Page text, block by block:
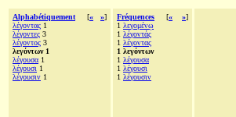
Alphabétiquement [« »]
λέγοντας 1
λέγοντες 3
λέγοντος 3
λεγόντων 1
λέγουσα 1
λέγουσι 1
λέγουσιν 1
Fréquences [« »]
1 λεγομένῳ
1 λέγοντάς
1 λέγοντας
1 λεγόντων
1 λέγουσα
1 λέγουσι
1 λέγουσιν